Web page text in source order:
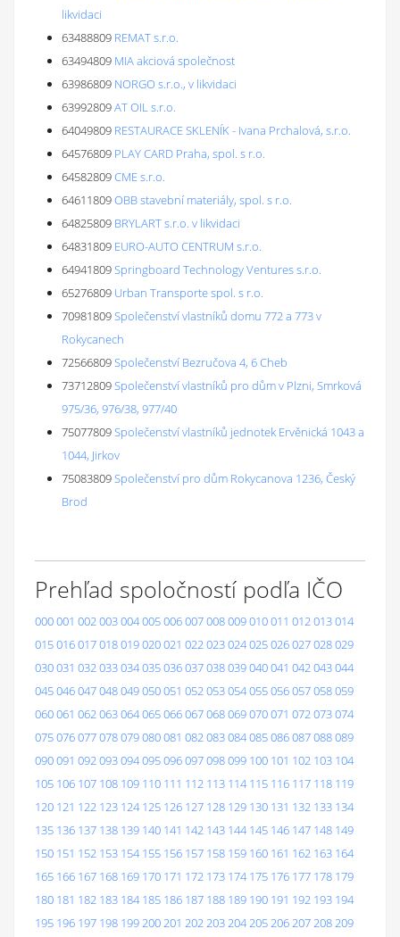
likvidaci
63488809 REMAT s.r.o.
63494809 MIA akciová společnost
63986809 NORGO s.r.o., v likvidaci
63992809AT OIL s.r.o.
64049809 RESTAURACE SKLENÍK - Ivana Prchalová, s.r.o.
64576809 PLAY CARD Praha, spol. s r.o.
64582809CME s.r.o.
64611809OBB stavební materiály, spol. s r.o.
64825809 BRYLART s.r.o. v likvidaci
64831809 EURO-AUTO CENTRUM s.r.o.
64941809Springboard Technology Ventures s.r.o.
65276809 Urban Transporte spol. s r.o.
70981809Společenství vlastníků domu 772 a 773 v
Rokycanech
72566809Společenství Bezručova 4, 6 Cheb
73712809Společenství vlastníků pro dům v Plzni, Smrková
975/36, 976/38, 977/40
75077809Společenství vlastníků jednotek Ervěnická 1043 a
1044, Jirkov
75083809Společenství pro dům Rokycanova 1236, Český
Brod
Prehľad spoločností podľa IČO
000001 002003004005006007008009010011 012013014
015016017018019020021 022023024025026027028029
030031 032033034035036037038039040041 042043044
045046047048049050051 052053054055056057058059
060061 062063064065066067068069070071 072073074
075076077078079080081 082083084085086087088089
090091 092093094095096097098099 100 101 102 103 104
105 106 107 108 109 110 111 112 113 114 115 116 117 118 119
120 121 122 123 124 125 126 127 128 129 130 131 132 133 134
135 136 137 138 139 140 141 142 143 144 145 146 147 148 149
150 151 152 153 154 155 156 157 158 159 160 161 162 163 164
165 166 167 168 169 170 171 172 173 174 175 176 177 178 179
180 181 182 183 184 185 186 187 188 189 190 191 192 193 194
195 196 197 198 199200201 202203204205206207208209